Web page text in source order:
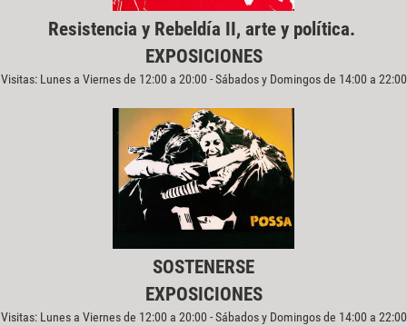
Resistencia y Rebeldía II, arte y política.
EXPOSICIONES
Visitas: Lunes a Viernes de 12:00 a 20:00 - Sábados y Domingos de 14:00 a 22:00
SOSTENERSE
EXPOSICIONES
Visitas: Lunes a Viernes de 12:00 a 20:00 - Sábados y Domingos de 14:00 a 22:00